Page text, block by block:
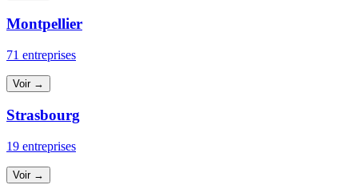
Montpellier
71 entreprises
Voir →
Strasbourg
19 entreprises
Voir →